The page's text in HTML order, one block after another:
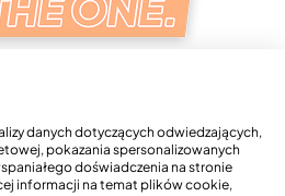
Columbus ONE S.A.
danych dotyczących odwiedzających,
pokazania spersonalizowanych
doświadczenia na stronie
informacji na temat plików cookie,